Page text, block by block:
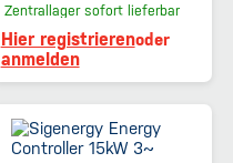
Zentrallager sofort lieferbar
Hier registrierenoder
anmelden